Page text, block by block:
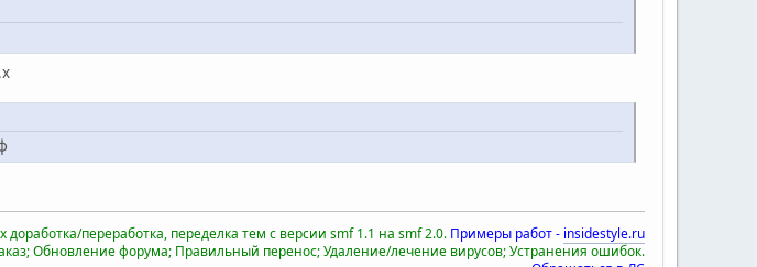
доработка/переработка, переделка тем с версии smf 1.1 на smf 2.0. Примеры работ - insidestyle.ru
Обновление форума; Правильный перенос; Удаление/лечение вирусов; Устранения ошибок.